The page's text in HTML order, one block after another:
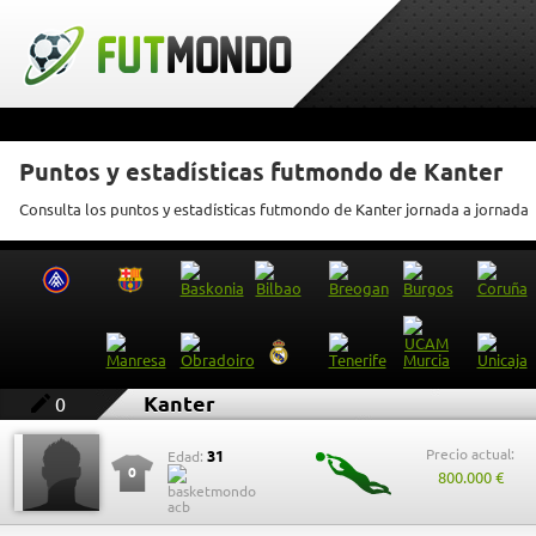
Puntos y estadísticas futmondo de Kanter
Consulta los puntos y estadísticas futmondo de Kanter jornada a jornada
0 Kanter
0
Edad: 31 Precio actual:
800.000 €